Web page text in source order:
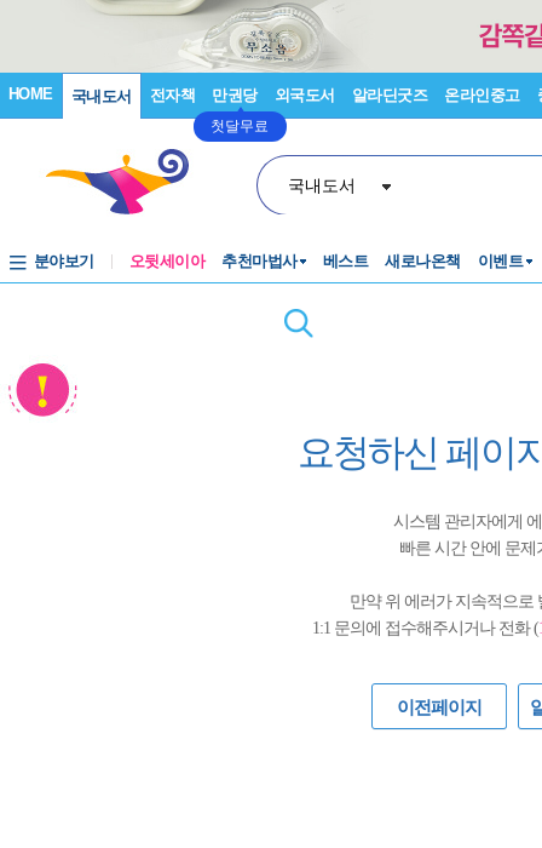
HOME 국내도서 전자책 만권당
첫달무료
외국도서 알라딘굿즈 온라인중고
국내도서
분야보기 오뒷세이아 추천마법사 베스트 새로나온책 이벤트
요청하신 페이
시스템 관리자에게
빠른 시간 안에 문
만약 위 에러가 지속적으로
1:1 문의에 접수해주시거나 전화 (
이전페이지